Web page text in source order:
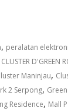
, peralatan
CLUSTER D'GREEN
Maninjau,
2 Serpong,
Residence, Mall